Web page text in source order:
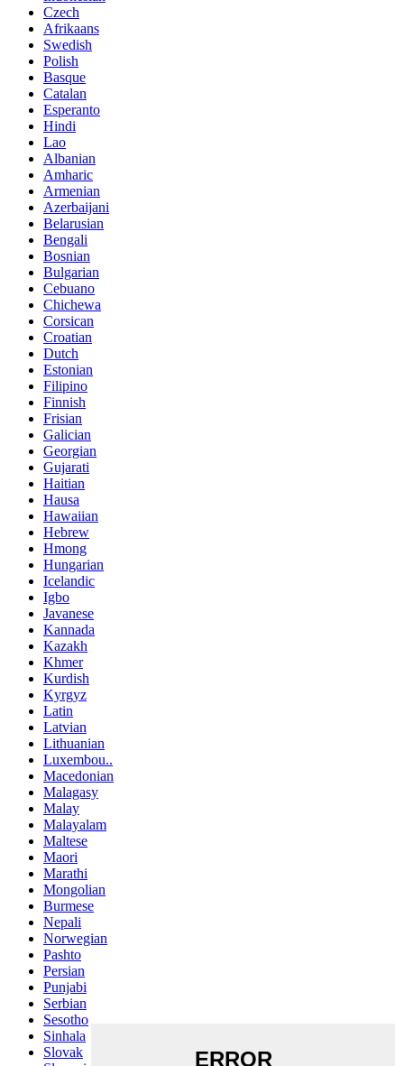
Czech
Afrikaans
Swedish
Polish
Basque
Catalan
Esperanto
Hindi
Lao
Albanian
Amharic
Armenian
Azerbaijani
Belarusian
Bengali
Bosnian
Bulgarian
Cebuano
Chichewa
Corsican
Croatian
Dutch
Estonian
Filipino
Finnish
Frisian
Galician
Georgian
Gujarati
Haitian
Hausa
Hawaiian
Hebrew
Hmong
Hungarian
Icelandic
Igbo
Javanese
Kannada
Kazakh
Khmer
Kurdish
Kyrgyz
Latin
Latvian
Lithuanian
Luxembou..
Macedonian
Malagasy
Malay
Malayalam
Maltese
Maori
Marathi
Mongolian
Burmese
Nepali
Norwegian
Pashto
Persian
Punjabi
Serbian
Sesotho
Sinhala
Slovak